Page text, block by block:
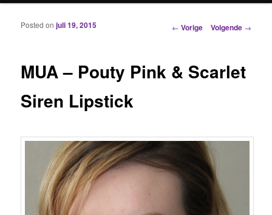
Berichtnavigatie
← Vorige Volgende →
MUA – Pouty Pink & Scarlet
Siren Lipstick
Posted onjuli 19, 2015